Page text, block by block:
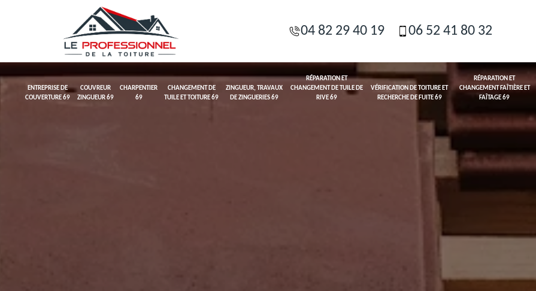
04 82 29 40 19 06 52 41 80 32
ENTREPRISE DE
COUVERTURE 69
COUVREUR
ZINGUEUR 69
CHARPENTIER
69
CHANGEMENT DE
TUILE ET TOITURE 69
ZINGUEUR, TRAVAUX
DE ZINGUERIES 69
RÉPARATION ET
CHANGEMENT DE TUILE DE
RIVE 69
VÉRIFICATION DE TOITURE ET
RECHERCHE DE FUITE 69
RÉPARATION ET
CHANGEMENT FAÎTIÈRE ET
FAÎTAGE 69